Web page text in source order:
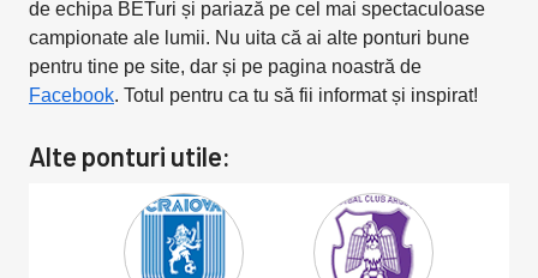
de echipa BETuri și pariază pe cel mai spectaculoase
campionate ale lumii. Nu uita că ai alte ponturi bune
pentru tine pe site, dar și pe pagina noastră de
Facebook. Totul pentru ca tu să fii informat și inspirat!
Alte ponturi utile: